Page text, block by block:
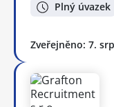
Plný úvazek
Zveřejněno: 7.